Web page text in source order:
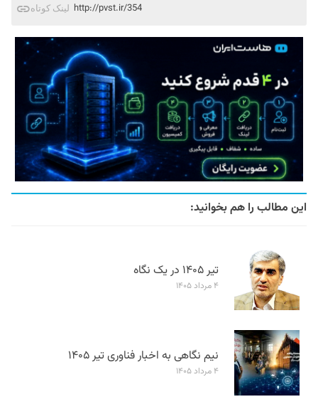
لینک کوتاه http://pvst.ir/354
این مطالب را هم بخوانید:
تیر ۱۴۰۵ در یک نگاه
۴ مرداد ۱۴۰۵
نیم نگاهی به اخبار فناوری تیر ۱۴۰۵
۴ مرداد ۱۴۰۵